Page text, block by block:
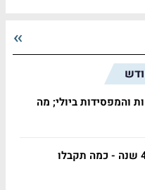
והמפסידות ביולי; מה
שילמתם לביטוח הלאומי 40 שנה - כמה תקבלו